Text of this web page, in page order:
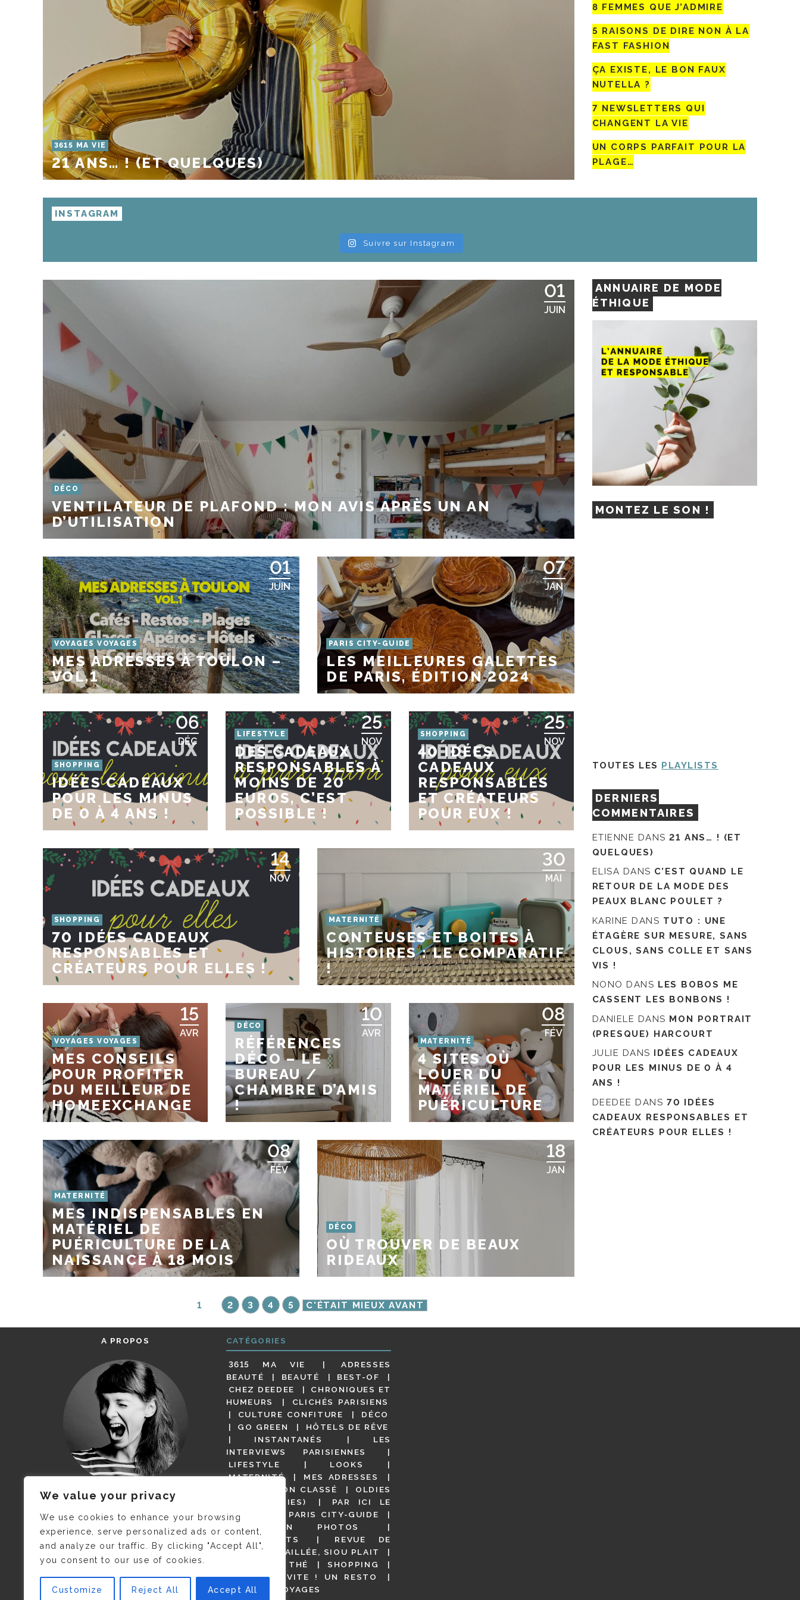
We value your privacy
We use cookies to enhance your browsing
experience, serve personalized ads or content,
and analyze our traffic. By clicking "Accept All",
you consent to our use of cookies.
Customize Reject All Accept All
3615 MA VIE
21 ANS… ! (ET QUELQUES)
8 FEMMES QUE J’ADMIRE
5 RAISONS DE DIRE NON À LA
FAST FASHION
ÇA EXISTE, LE BON FAUX
NUTELLA ?
7 NEWSLETTERS QUI
CHANGENT LA VIE
UN CORPS PARFAIT POUR LA
PLAGE…
INSTAGRAM
Suivre sur Instagram
01
JUIN
DÉCO
VENTILATEUR DE PLAFOND : MON AVIS APRÈS UN AN
D’UTILISATION
01
JUIN
VOYAGES VOYAGES
MES ADRESSES À TOULON –
VOL.1
07
JAN
PARIS CITY-GUIDE
LES MEILLEURES GALETTES
DE PARIS, ÉDITION 2024
06
DÉC
SHOPPING
IDÉES CADEAUX
POUR LES MINUS
DE 0 À 4 ANS !
25
NOV
LIFESTYLE
DES CADEAUX
RESPONSABLES À
MOINS DE 20
EUROS, C’EST
POSSIBLE !
25
NOV
SHOPPING
40 IDÉES
CADEAUX
RESPONSABLES
ET CRÉATEURS
POUR EUX !
14
NOV
SHOPPING
70 IDÉES CADEAUX
RESPONSABLES ET
CRÉATEURS POUR ELLES !
30
MAI
MATERNITÉ
CONTEUSES ET BOITES À
HISTOIRES : LE COMPARATIF
!
15
AVR
VOYAGES VOYAGES
MES CONSEILS
POUR PROFITER
DU MEILLEUR DE
HOMEEXCHANGE
10
AVR
DÉCO
RÉFÉRENCES
DÉCO – LE
BUREAU /
CHAMBRE D’AMIS
!
08
FÉV
MATERNITÉ
4 SITES OÙ
LOUER DU
MATÉRIEL DE
PUÉRICULTURE
08
FÉV
MATERNITÉ
MES INDISPENSABLES EN
MATÉRIEL DE
PUÉRICULTURE DE LA
NAISSANCE À 18 MOIS
18
JAN
DÉCO
OÙ TROUVER DE BEAUX
RIDEAUX
1 2 3 4 5 C'ÉTAIT MIEUX AVANT
ANNUAIRE DE MODE
ÉTHIQUE
MONTEZ LE SON !
TOUTES LES PLAYLISTS
DERNIERS
COMMENTAIRES
ETIENNE DANS21 ANS… ! (ET
QUELQUES)
ELISA DANS C’EST QUAND LE
RETOUR DE LA MODE DES
PEAUX BLANC POULET ?
KARINE DANS TUTO : UNE
ÉTAGÈRE SUR MESURE, SANS
CLOUS, SANS COLLE ET SANS
VIS !
NONO DANS LES BOBOS ME
CASSENT LES BONBONS !
DANIELE DANS MON PORTRAIT
(PRESQUE) HARCOURT
JULIE DANS
IDÉES CADEAUX
POUR LES MINUS DE 0 À 4
ANS !
DEEDEE DANS 70 IDÉES
CADEAUX RESPONSABLES ET
CRÉATEURS POUR ELLES !
A PROPOS
JE M’APPELLE DELPHINE MAIS
C’EST ©CAMILLE COLLIN QUI A
PRIS CETTE PHOTO !
CATÉGORIES
3615 MA VIE
ADRESSES
BEAUTÉ
BEAUTÉ
BEST-OF
CHEZ DEEDEE
CHRONIQUES ET
HUMEURS
CLICHÉS PARISIENS
CULTURE CONFITURE
DÉCO
GO GREEN
HÔTELS DE RÊVE
INSTANTANÉS
LES
INTERVIEWS PARISIENNES
LIFESTYLE
LOOKS
MATERNITÉ
MES ADRESSES
NON CLASSÉ
OLDIES
(BUT GOODIES)
PAR ICI LE
MAGOT !
PARIS CITY-GUIDE
PARIS EN PHOTOS
RESTAURANTS
REVUE DE
PRESSE DÉTAILLÉE, SIOU PLAIT
SALONS DE THÉ
SHOPPING
VIDÉOS
VITE ! UN RESTO
VOYAGES VOYAGES